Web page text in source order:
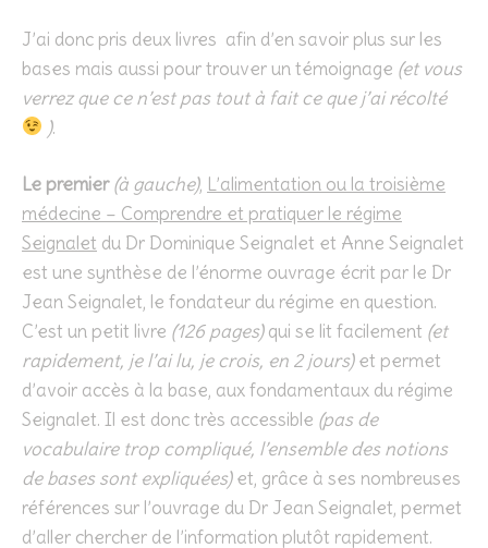
J’ai donc pris deux livres afin d’en savoir plus sur les
bases mais aussi pour trouver un témoignage (et vous
verrez que ce n’est pas tout à fait ce que j’ai récolté
).
Le premier (à gauche), L’alimentation ou la troisième
médecine – Comprendre et pratiquer le régime
Seignalet du Dr Dominique Seignalet et Anne Seignalet
est une synthèse de l’énorme ouvrage écrit par le Dr
Jean Seignalet, le fondateur du régime en question.
C’est un petit livre (126 pages)qui se lit facilement (et
rapidement, je l’ai lu, je crois, en 2 jours)et permet
d’avoir accès à la base, aux fondamentaux du régime
Seignalet. Il est donc très accessible (pas de
vocabulaire trop compliqué, l’ensemble des notions
de bases sont expliquées)et, grâce à ses nombreuses
références sur l’ouvrage du Dr Jean Seignalet, permet
d’aller chercher de l’information plutôt rapidement.